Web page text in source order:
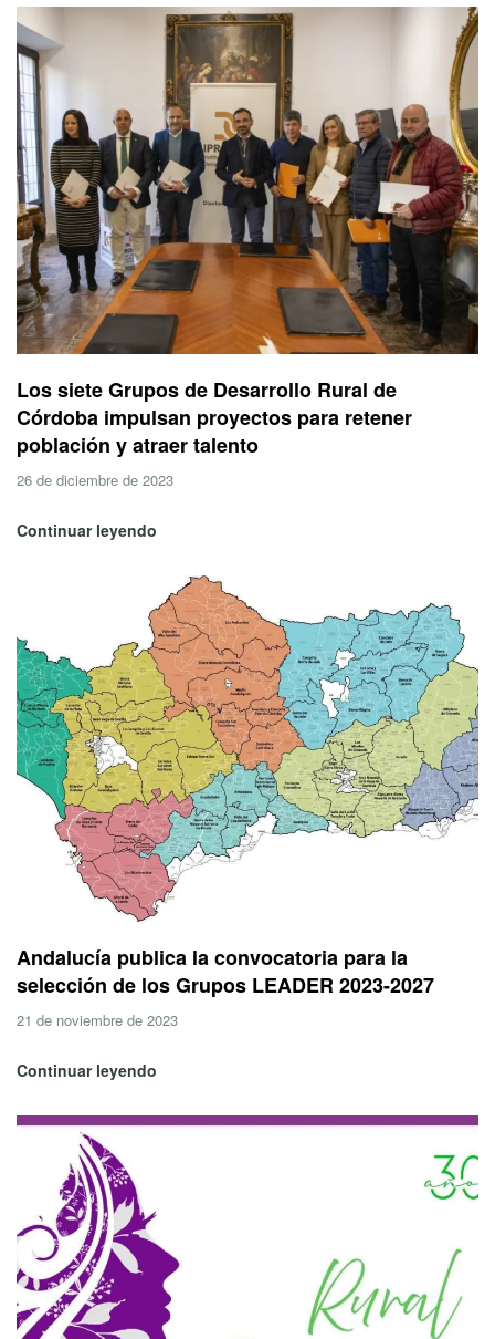
Los siete Grupos de Desarrollo Rural de
Córdoba impulsan proyectos para retener
población y atraer talento
26 de diciembre de 2023
Continuar leyendo
Andalucía publica la convocatoria para la
selección de los Grupos LEADER 2023-2027
21 de noviembre de 2023
Continuar leyendo